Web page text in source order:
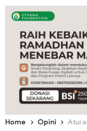
Home Opini